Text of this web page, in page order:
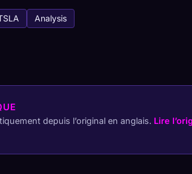
Analysis
depuis l’original en anglais. Lire